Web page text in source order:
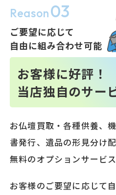
Reason03
ご要望に応じて
自由に組み合わせ可能
お客様に好評！
当店独自のサー
お仏壇買取・各種供養、
書発行、遺品の形見分け
無料のオプションサービ
お客様のご要望に応じて